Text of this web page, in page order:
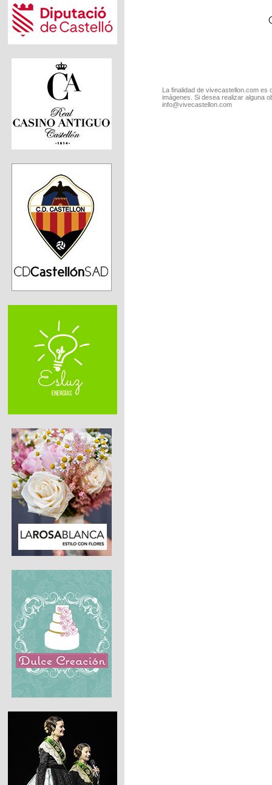
La finalidad de vivecastellon.com
imágenes. Si desea realizar alguna
info@vivecastellon.com